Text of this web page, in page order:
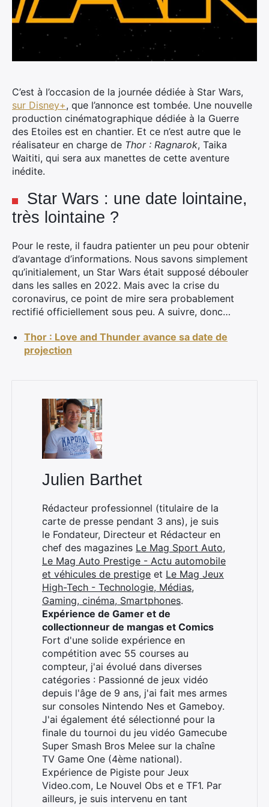
C’est à l’occasion de la journée dédiée à Star Wars,
sur Disney+, que l’annonce est tombée. Une nouvelle
production cinématographique dédiée à la Guerre
des Etoiles est en chantier. Et ce n’est autre que le
réalisateur en charge de Thor : Ragnarok, Taika
Waititi, qui sera aux manettes de cette aventure
inédite.
Star Wars : une date lointaine,
très lointaine ?
Pour le reste, il faudra patienter un peu pour obtenir
d’avantage d’informations. Nous savons simplement
qu’initialement, un Star Wars était supposé débouler
dans les salles en 2022. Mais avec la crise du
coronavirus, ce point de mire sera probablement
rectifié officiellement sous peu. A suivre, donc…
Thor : Love and Thunder avance sa date de
projection
Julien Barthet
Rédacteur professionnel (titulaire de la
carte de presse pendant 3 ans), je suis
le Fondateur, Directeur et Rédacteur en
chef des magazines Le Mag Sport Auto,
Le Mag Auto Prestige - Actu automobile
et véhicules de prestige et Le Mag Jeux
High-Tech - Technologie, Médias,
Gaming, cinéma, Smartphones.
Expérience de Gamer et de
collectionneur de mangas et Comics
Fort d'une solide expérience en
compétition avec 55 courses au
compteur, j'ai évolué dans diverses
catégories : Passionné de jeux vidéo
depuis l'âge de 9 ans, j'ai fait mes armes
sur consoles Nintendo Nes et Gameboy.
J'ai également été sélectionné pour la
finale du tournoi du jeu vidéo Gamecube
Super Smash Bros Melee sur la chaîne
TV Game One (4ème national).
Expérience de Pigiste pour Jeux
Video.com, Le Nouvel Obs et e TF1. Par
ailleurs, je suis intervenu en tant
Rechercher